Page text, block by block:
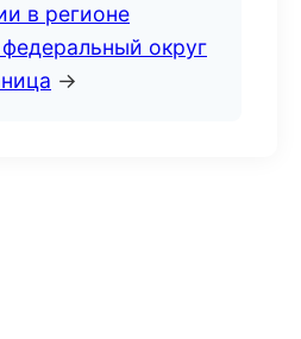
в регионе
округ
→